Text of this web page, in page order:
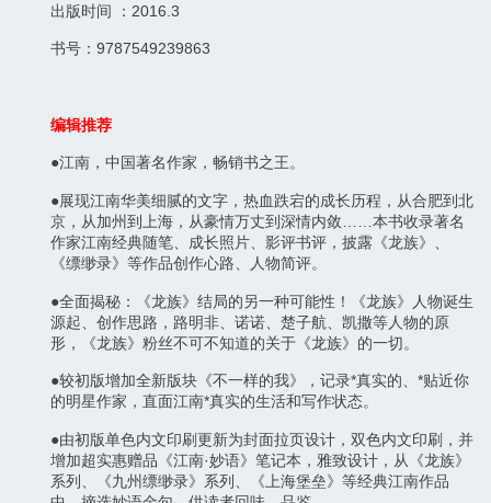
出版时间 ：2016.3
书号：9787549239863
编辑推荐
●江南，中国著名作家，畅销书之王。
●展现江南华美细腻的文字，热血跌宕的成长历程，从合肥到北
京，从加州到上海，从豪情万丈到深情内敛……本书收录著名
作家江南经典随笔、成长照片、影评书评，披露《龙族》、
《缥缈录》等作品创作心路、人物简评。
●全面揭秘：《龙族》结局的另一种可能性！《龙族》人物诞生
源起、创作思路，路明非、诺诺、楚子航、凯撒等人物的原
形，《龙族》粉丝不可不知道的关于《龙族》的一切。
●较初版增加全新版块《不一样的我》，记录*真实的、*贴近你
的明星作家，直面江南*真实的生活和写作状态。
●由初版单色内文印刷更新为封面拉页设计，双色内文印刷，并
增加超实惠赠品《江南·妙语》笔记本，雅致设计，从《龙族》
系列、《九州缥缈录》系列、《上海堡垒》等经典江南作品